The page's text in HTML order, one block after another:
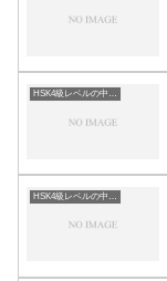
HSK4級レベルの中国語